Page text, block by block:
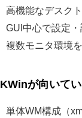
高機能なデスク
GUI中心で設定
複数モニタ環境
KWinが向いて
単体WM構成（